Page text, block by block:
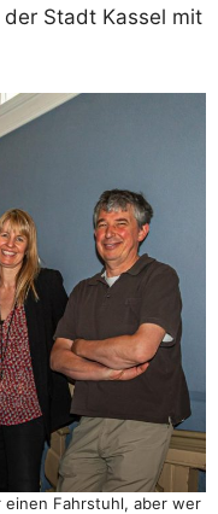
Stadt Kassel mit
einen Fahrstuhl, aber wer